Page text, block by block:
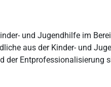
und Jugendhilfe im
aus der Kinder- und
der